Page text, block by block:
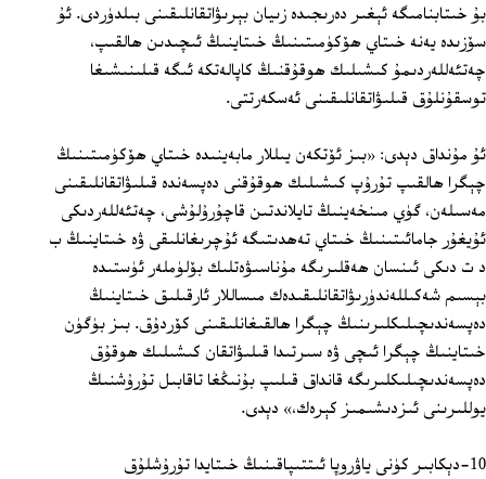
بۇ خىتابنامىگە ئېغىر دەرىجىدە زىيان بېرىۋاتقانلىقىنى بىلدۈردى. ئۇ
سۆزىدە يەنە خىتاي ھۆكۈمىتىنىڭ خىتاينىڭ ئىچىدىن ھالقىپ،
چەتئەللەردىمۇ كىشىلىك ھوقۇقنىڭ كاپالەتكە ئىگە قىلىنىشىغا
توسقۇنلۇق قىلىۋاتقانلىقىنى ئەسكەرتتى.
ئۇ مۇنداق دېدى: «بىز ئۆتكەن يىللار مابەينىدە خىتاي ھۆكۈمىتىنىڭ
چېگرا ھالقىپ تۇرۇپ كىشىلىك ھوقۇقنى دەپسەندە قىلىۋاتقانلىقىنى
مەسىلەن، گۈي مىنخەينىڭ تايلاندتىن قاچۇرۇلۇشى، چەتئەللەردىكى
ئۇيغۇر جامائىتىنىڭ خىتاي تەھدىتىگە ئۇچرىغانلىقى ۋە خىتاينىڭ ب
د ت دىكى ئىنسان ھەقلىرىگە مۇناسىۋەتلىك بۆلۈملەر ئۈستىدە
بېسىم شەكىللەندۈرىۋاتقانلىقىدەك مىساللار ئارقىلىق خىتاينىڭ
دەپسەندىچىلىكلىرىنىڭ چېگرا ھالقىغانلىقىنى كۆردۇق. بىز بۈگۈن
خىتاينىڭ چېگرا ئىچى ۋە سىرتىدا قىلىۋاتقان كىشىلىك ھوقۇق
دەپسەندىچىلىكلىرىگە قانداق قىلىپ بۇنىڭغا تاقابىل تۇرۇشنىڭ
يوللىرىنى ئىزدىشىمىز كېرەك،» دېدى.
10-دېكابىر كۈنى ياۋروپا ئىتتىپاقىنىڭ خىتايدا تۇرۇشلۇق